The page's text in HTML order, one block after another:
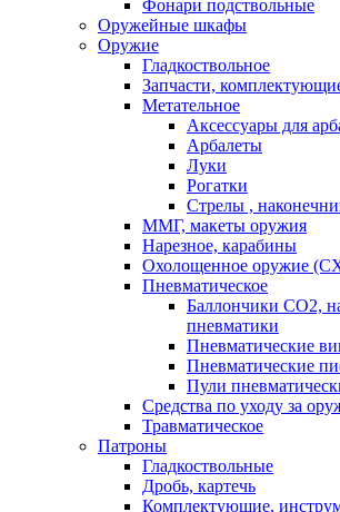
Фонари подствольные
Оружейные шкафы
Оружие
Гладкоствольное
Запчасти,
Метательное
Аксессуары для
Арбалеты
Луки
Рогатки
Стрелы ,
ММГ, макеты оружия
Нарезное, карабины
Охолощенное оружие
Пневматическое
Баллончики СО2,
пневматики
Пневматические
Пневматические
Пули
Средства по уходу за
Травматическое
Патроны
Гладкоствольные
Дробь, картечь
Комплектующие,